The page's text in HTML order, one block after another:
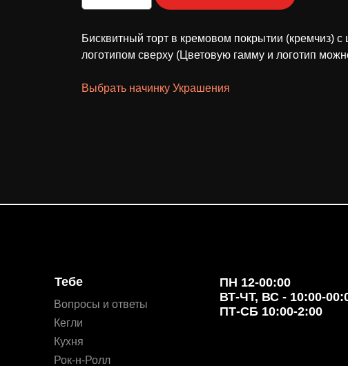
Бисквитный торт в кремовом покрытии (кремчиз)
логотипом сверху (Цветовую гамму и логотип
Выбрать начинку Украшения
Кегли
Кухня
Рок-н-Ролл
Вопросы и ответы
Тебе
ПН 12-00:00
ВТ-ЧТ, ВС - 10:00-
ПТ-СБ 10:00-2:00